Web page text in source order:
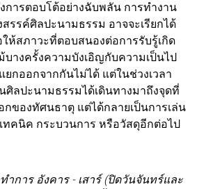
ารตอบโต้อย่างฉับพลัน การทำงาน
รรค์ศิลปะนามธรรม อาจจะเรียกได้
ให้สภาวะที่ตอบสนองต่อการรับรู้เกิด
บางครั้งความบังเอิญกับความเป็นไป
กออกจากกันไม่ได้ แต่ในช่วงเวลา
ศิลปะนามธรรมได้เดินทางมาถึงจุดที่
กของทัศนธาตุ แต่ได้กลายเป็นการเล่น
คนิค กระบวนการ หรือวัสดุอีกต่อไป
ำการ อังคาร - เสาร์ (ปิดวันจันทร์และ